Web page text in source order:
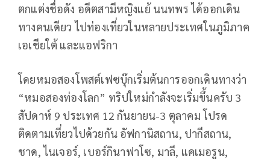
ตกแต่งชื่อดัง อดีตสามีหญิงแย้ นนทพร ได้ออกเดิน
ทางคนเดียว ไปท่องเที่ยวในหลายประเทศในภูมิภาค
เอเชียใต้ และแอฟริกา
โดยหมอสองโพสต์เฟซบุ๊กเริ่มต้นการออกเดินทางว่า
“หมอสองท่องโลก” ทริปใหม่กำลังจะเริ่มขึ้นครับ 3
สัปดาห์ 9 ประเทศ 12 กันยายน-3 ตุลาคม โปรด
ติดตามเที่ยวไปด้วยกัน อัฟกานิสถาน, ปากีสถาน,
ชาด, ไนเจอร์, เบอร์กินาฟาโซ, มาลี, แคเมอรูน,